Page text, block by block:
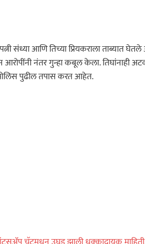
संध्या आणि तिच्या प्रियकराला ताब्यात
नंतर गुन्हा कबूल केला. तिघांनाही
पुढील तपास करत आहेत.